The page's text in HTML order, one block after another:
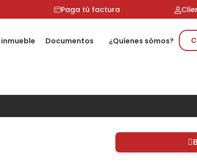
Paga tú factura
Documentos ¿Quíenes sómos?